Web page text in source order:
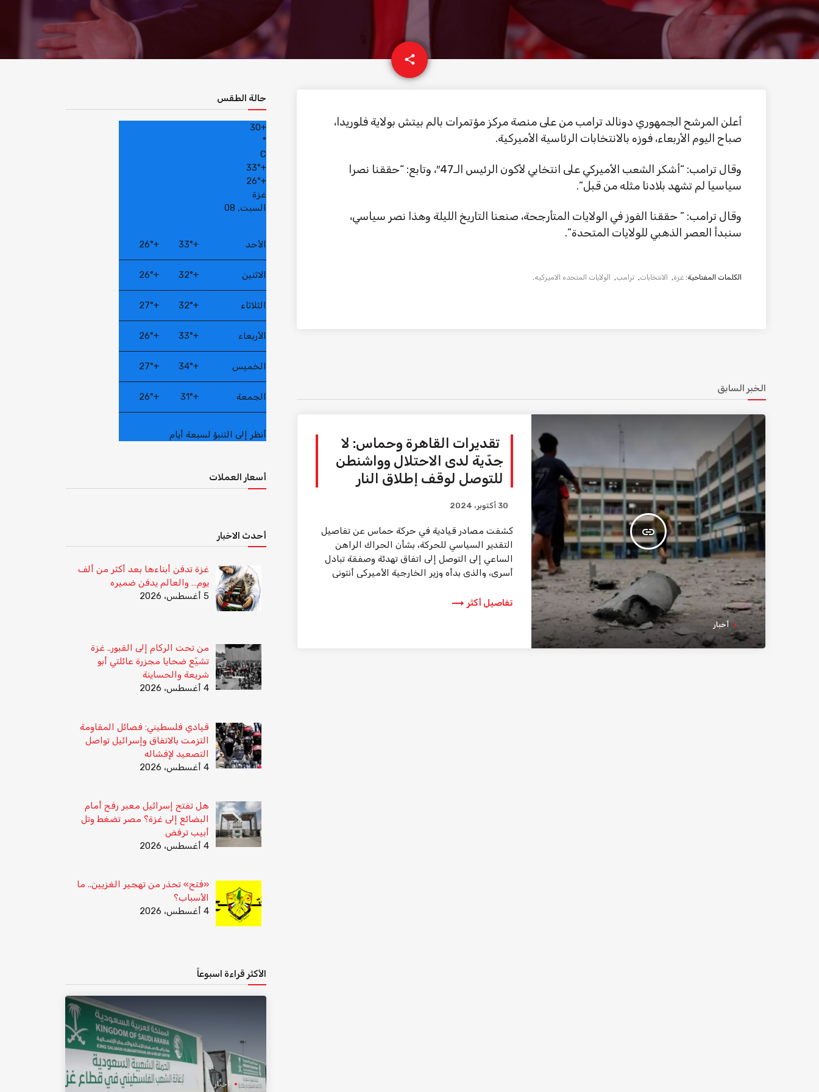
share
email
أعلن المرشح الجمهوري دونالد ترامب من على منصة مركز مؤتمرات بالم بيتش بولاية فلوريدا،
صباح اليوم الأربعاء، فوزه بالانتخابات الرئاسية الأميركية.
وقال ترامب: “أشكر الشعب الأميركي على انتخابي لأكون الرئيس الـ47″، وتابع: “حققنا نصرا
سياسيا لم تشهد بلادنا مثله من قبل”.
وقال ترامب: ” حققنا الفوز في الولايات المتأرجحة، صنعنا التاريخ الليلة وهذا نصر سياسي،
سنبدأ العصر الذهبي للولايات المتحدة”.
الكلمات المفتاحية: غزة, الانتخابات, ترامب, الولايات المتحده الاميركيه.
الخبر السابق
insert_link
أخبار
تقديرات القاهرة وحماس: لا
جدّية لدى الاحتلال وواشنطن
للتوصل لوقف إطلاق النار
30 أكتوبر، 2024
كشفت مصادر قيادية في حركة حماس عن تفاصيل
التقدير السياسي للحركة، بشأن الحراك الراهن
الساعي إلى التوصل إلى اتفاق تهدئة وصفقة تبادل
أسرى، والذي بدأه وزير الخارجية الأميركي أنتوني
تفاصيل أكثر trending_flat
حالة الطقس
+
30
°
C
+
33°
+
26°
غزة
السبت, 08
الأحد +
33°
+
26°
الاثنين +
32°
+
26°
الثلاثاء +
32°
+
27°
الأربعاء +
33°
+
26°
الخميس +
34°
+
27°
الجمعة +
31°
+
26°
أنظر إلى التنبؤ لسبعة أيام
أسعار العملات
أحدث الاخبار
غزة تدفن أبناءها بعد أكثر من ألف
يوم… والعالم يدفن ضميره
5 أغسطس، 2026
من تحت الركام إلى القبور.. غزة
تشيّع ضحايا مجزرة عائلتي أبو
شريعة والحساينة
4 أغسطس، 2026
قيادي فلسطيني: فصائل المقاومة
التزمت بالاتفاق وإسرائيل تواصل
التصعيد لإفشاله
4 أغسطس، 2026
هل تفتح إسرائيل معبر رفح أمام
البضائع إلى غزة؟ مصر تضغط وتل
أبيب ترفض
4 أغسطس، 2026
«فتح» تحذر من تهجير الغزيين.. ما
الأسباب؟
4 أغسطس، 2026
الأكثر قراءة اسبوعاً
أخبار